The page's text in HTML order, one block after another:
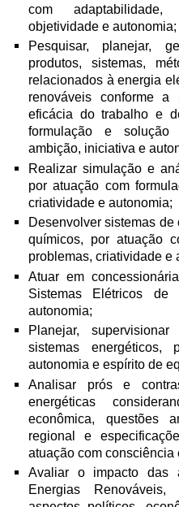
com adaptabilidade,
objetividade e autonomia;
Pesquisar, planejar,
produtos, sistemas,
relacionados à energia
renováveis conforme
eficácia do trabalho e
formulação e solução
ambição, iniciativa e
Realizar simulação e
por atuação com
criatividade e autonomia;
Desenvolver sistemas
químicos, por atuação
problemas, criatividade e
Atuar em
Sistemas Elétricos de
autonomia;
Planejar,
sistemas energéticos,
autonomia e espírito de
Analisar prós e
energéticas
econômica, questões
regional e
atuação com consciência
Avaliar o impacto das
Energias